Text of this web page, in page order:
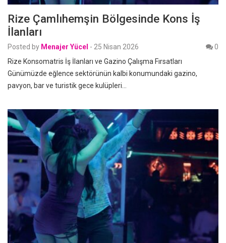
Rize Çamlıhemşin Bölgesinde Kons İş
İlanları
Posted by Menajer Yücel - 25 Nisan 2026
0
Rize Konsomatris İş İlanları ve Gazino Çalışma Fırsatları
Günümüzde eğlence sektörünün kalbi konumundaki gazino,
pavyon, bar ve turistik gece kulüpleri…